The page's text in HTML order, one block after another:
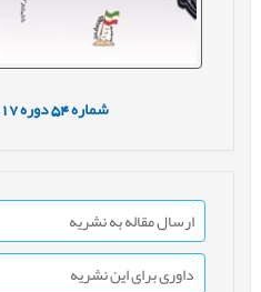
شماره54 دوره17
ارسال مقاله به نشریه
داوری برای این نشریه